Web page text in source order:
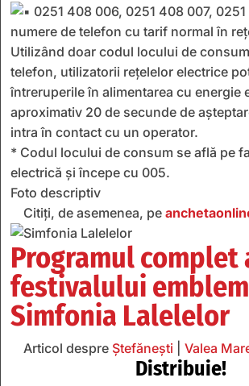
0251 408 006, 0251 408 007,
numere de telefon cu tarif normal în
Utilizând doar codul locului de
telefon, utilizatorii rețelelor electrice
întreruperile în alimentarea cu energie
aproximativ 20 de secunde de
intra în contact cu un operator.
* Codul locului de consum se află pe
electrică şi începe cu 005.
Foto descriptiv
Citiți, de asemenea, pe
Programul complet
festivalului
Simfonia Lalelelor
Articol despre Ștefănești Valea
Distribuie!